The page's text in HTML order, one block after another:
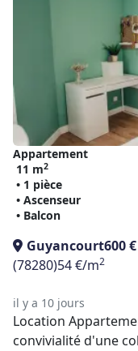
Appartement
11 m2
• 1 pièce
• Ascenseur
• Balcon
Guyancourt600 €
(78280)54 €/m2
il y a 10 jours
Location
convivialité d'une